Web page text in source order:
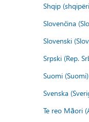
Shqip
Slovenčina
Slovenski
Srpski (Rep.
Suomi (Suomi)
Svenska
Te reo Māori